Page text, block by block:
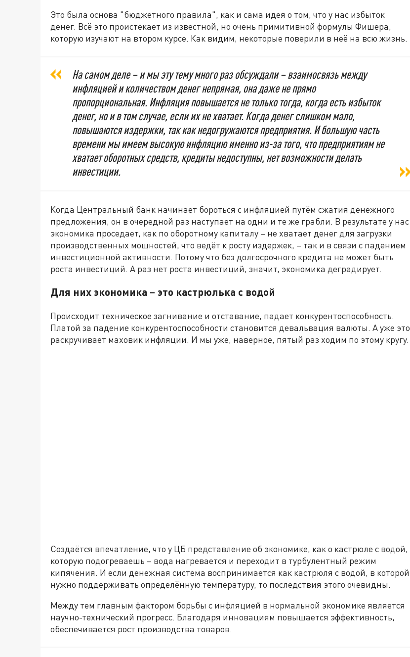
Это была основа "бюджетного правила", как и сама идея о том, что у нас избыток
денег. Всё это проистекает из известной, но очень примитивной формулы Фишера,
которую изучают на втором курсе. Как видим, некоторые поверили в неё на всю жизнь.
На самом деле – и мы эту тему много раз обсуждали – взаимосвязь между
инфляцией и количеством денег непрямая, она даже не прямо
пропорциональная. Инфляция повышается не только тогда, когда есть избыток
денег, но и в том случае, если их не хватает. Когда денег слишком мало,
повышаются издержки, так как недогружаются предприятия. И большую часть
времени мы имеем высокую инфляцию именно из-за того, что предприятиям не
хватает оборотных средств, кредиты недоступны, нет возможности делать
инвестиции.
Когда Центральный банк начинает бороться с инфляцией путём сжатия денежного
предложения, он в очередной раз наступает на одни и те же грабли. В результате у нас
экономика проседает, как по оборотному капиталу – не хватает денег для загрузки
производственных мощностей, что ведёт к росту издержек, – так и в связи с падением
инвестиционной активности. Потому что без долгосрочного кредита не может быть
роста инвестиций. А раз нет роста инвестиций, значит, экономика деградирует.
Для них экономика – это кастрюлька с водой
Происходит техническое загнивание и отставание, падает конкурентоспособность.
Платой за падение конкурентоспособности становится девальвация валюты. А уже это
раскручивает маховик инфляции. И мы уже, наверное, пятый раз ходим по этому кругу.
Создаётся впечатление, что у ЦБ представление об экономике, как о кастрюле с водой,
которую подогреваешь – вода нагревается и переходит в турбулентный режим
кипячения. И если денежная система воспринимается как кастрюля с водой, в которой
нужно поддерживать определённую температуру, то последствия этого очевидны.
Между тем главным фактором борьбы с инфляцией в нормальной экономике является
научно-технический прогресс. Благодаря инновациям повышается эффективность,
обеспечивается рост производства товаров.